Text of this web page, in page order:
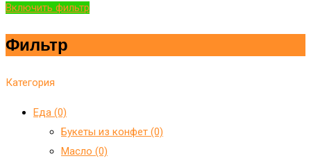
Включить фильтр
Фильтр
Категория
Еда (0)
Букеты из конфет (0)
Масло (0)